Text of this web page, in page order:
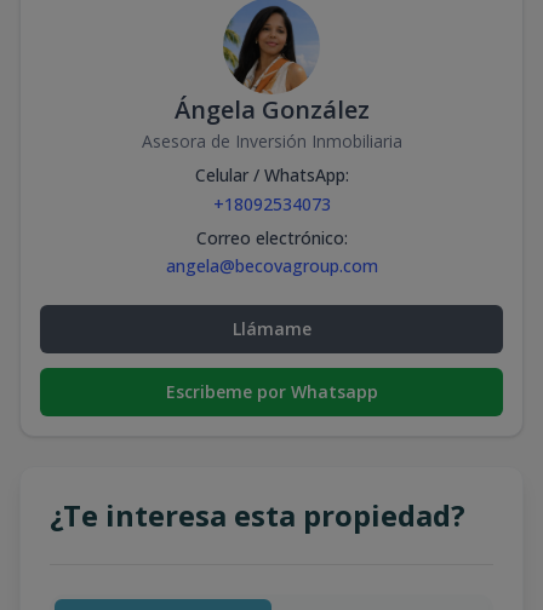
Ángela González
Asesora de Inversión Inmobiliaria
Celular / WhatsApp:
+18092534073
Correo electrónico:
angela@becovagroup.com
Llámame
Escribeme por Whatsapp
¿Te interesa esta propiedad?